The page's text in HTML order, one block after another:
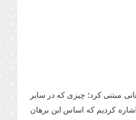
مبتنی کرد؛ چیزی که در سایر
کردیم که اساس این برهان